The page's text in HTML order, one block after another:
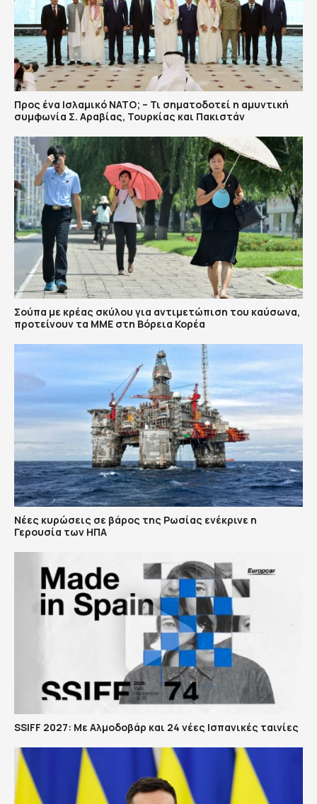
Προς ένα Ισλαμικό ΝΑΤΟ; – Τι σηματοδοτεί η αμυντική
συμφωνία Σ. Αραβίας, Τουρκίας και Πακιστάν
Σούπα με κρέας σκύλου για αντιμετώπιση του καύσωνα,
προτείνουν τα ΜΜΕ στη Βόρεια Κορέα
Νέες κυρώσεις σε βάρος της Ρωσίας ενέκρινε η
Γερουσία των ΗΠΑ
SSIFF 2027: Με Αλμοδοβάρ και 24 νέες Ισπανικές ταινίες